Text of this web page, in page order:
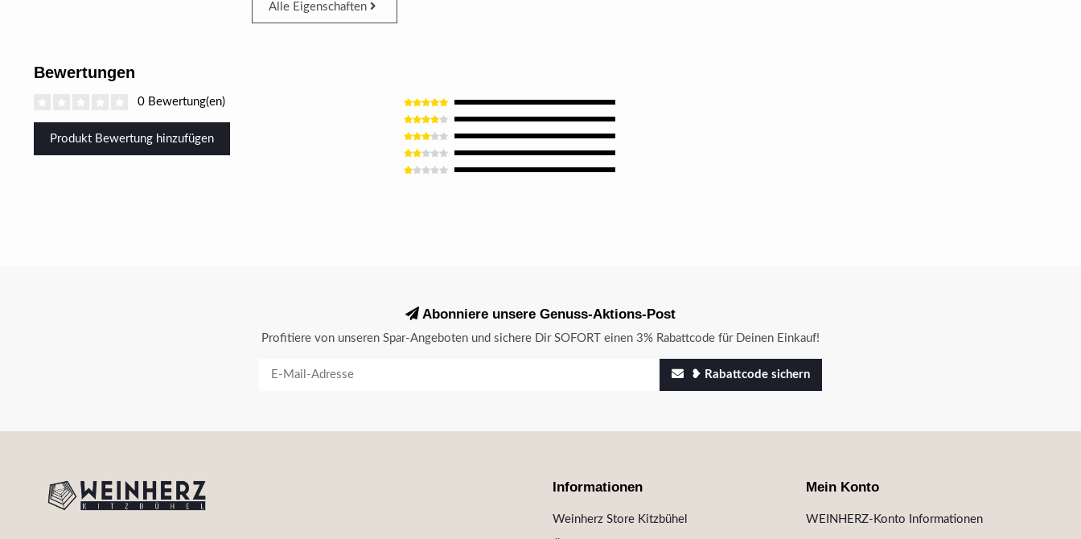
Alle Eigenschaften
Bewertungen
0 Bewertung(en)
Produkt Bewertung hinzufügen
Abonniere unsere Genuss-Aktions-Post
Profitiere von unseren Spar-Angeboten und sichere Dir SOFORT einen 3% Rabattcode für Deinen Einkauf!
❥ Rabattcode sichern
Informationen
Weinherz Store Kitzbühel
Mein Konto
WEINHERZ-Konto Informationen